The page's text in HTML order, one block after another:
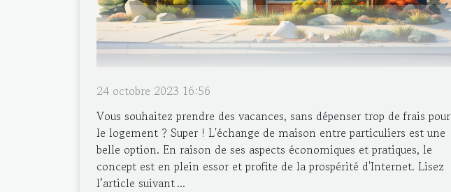
24 octobre 2023 16:56
Vous souhaitez prendre des vacances, sans dépenser trop de frais pour
le logement ? Super ! L'échange de maison entre particuliers est une
belle option. En raison de ses aspects économiques et pratiques, le
concept est en plein essor et profite de la prospérité d'Internet. Lisez
l’article suivant ...